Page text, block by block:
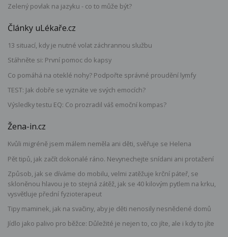
Zelený povlak na jazyku - co to může být?
Články uLékaře.cz
13 situací, kdy je nutné volat záchrannou službu
Stáhněte si: První pomoc do kapsy
Co pomáhá na oteklé nohy? Podpořte správné proudění lymfy
TEST: Jak dobře se vyznáte ve svých emocích?
Výsledky testu EQ: Co prozradil váš emoční kompas?
Žena-in.cz
Kvůli migréně jsem málem neměla ani děti, svěřuje se Helena
Pět tipů, jak začít dokonalé ráno. Nevynechejte snídani ani protažení
Způsob, jak se díváme do mobilu, velmi zatěžuje krční páteř, se
skloněnou hlavou je to stejná zátěž, jak se 40 kilovým pytlem na krku,
vysvětluje přední fyzioterapeut
Tipy maminek, jak na svačiny, aby je děti nenosily nesnědené domů
Jídlo jako palivo pro běžce: Důležité je nejen to, co jíte, ale i kdy to jíte